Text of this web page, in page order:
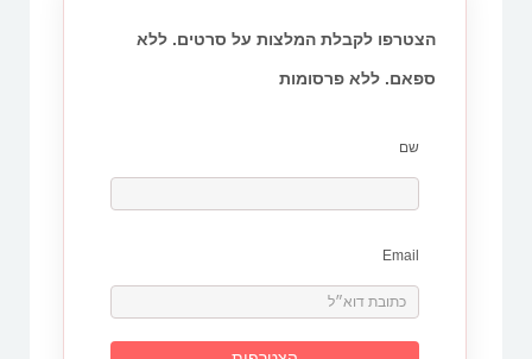
הצטרפו לקבלת המלצות על סרטים. ללא
ספאם. ללא פרסומות
שם
Email